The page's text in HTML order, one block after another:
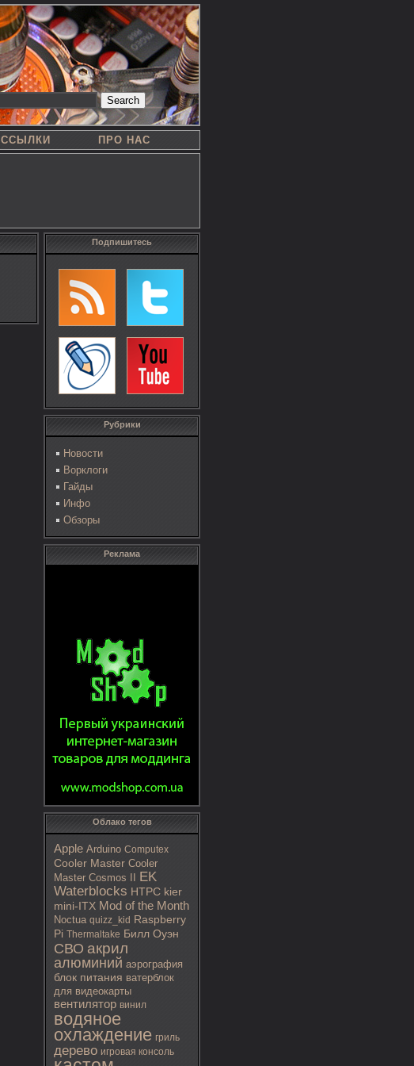
Search
ССЫЛКИ ПРО НАС
Подпишитесь
Рубрики
Новости
Ворклоги
Гайды
Инфо
Обзоры
Реклама
Облако тегов
Apple Arduino Computex
Cooler Master Cooler
Master Cosmos II
EK
Waterblocks HTPC kier
mini-ITX Mod of the Month
Noctua quizz_kid Raspberry
Pi Thermaltake Билл Оуэн
СВО акрил
алюминий аэрография
блок питания ватерблок
для видеокарты
вентилятор винил
водяное
охлаждение гриль
дерево игровая консоль